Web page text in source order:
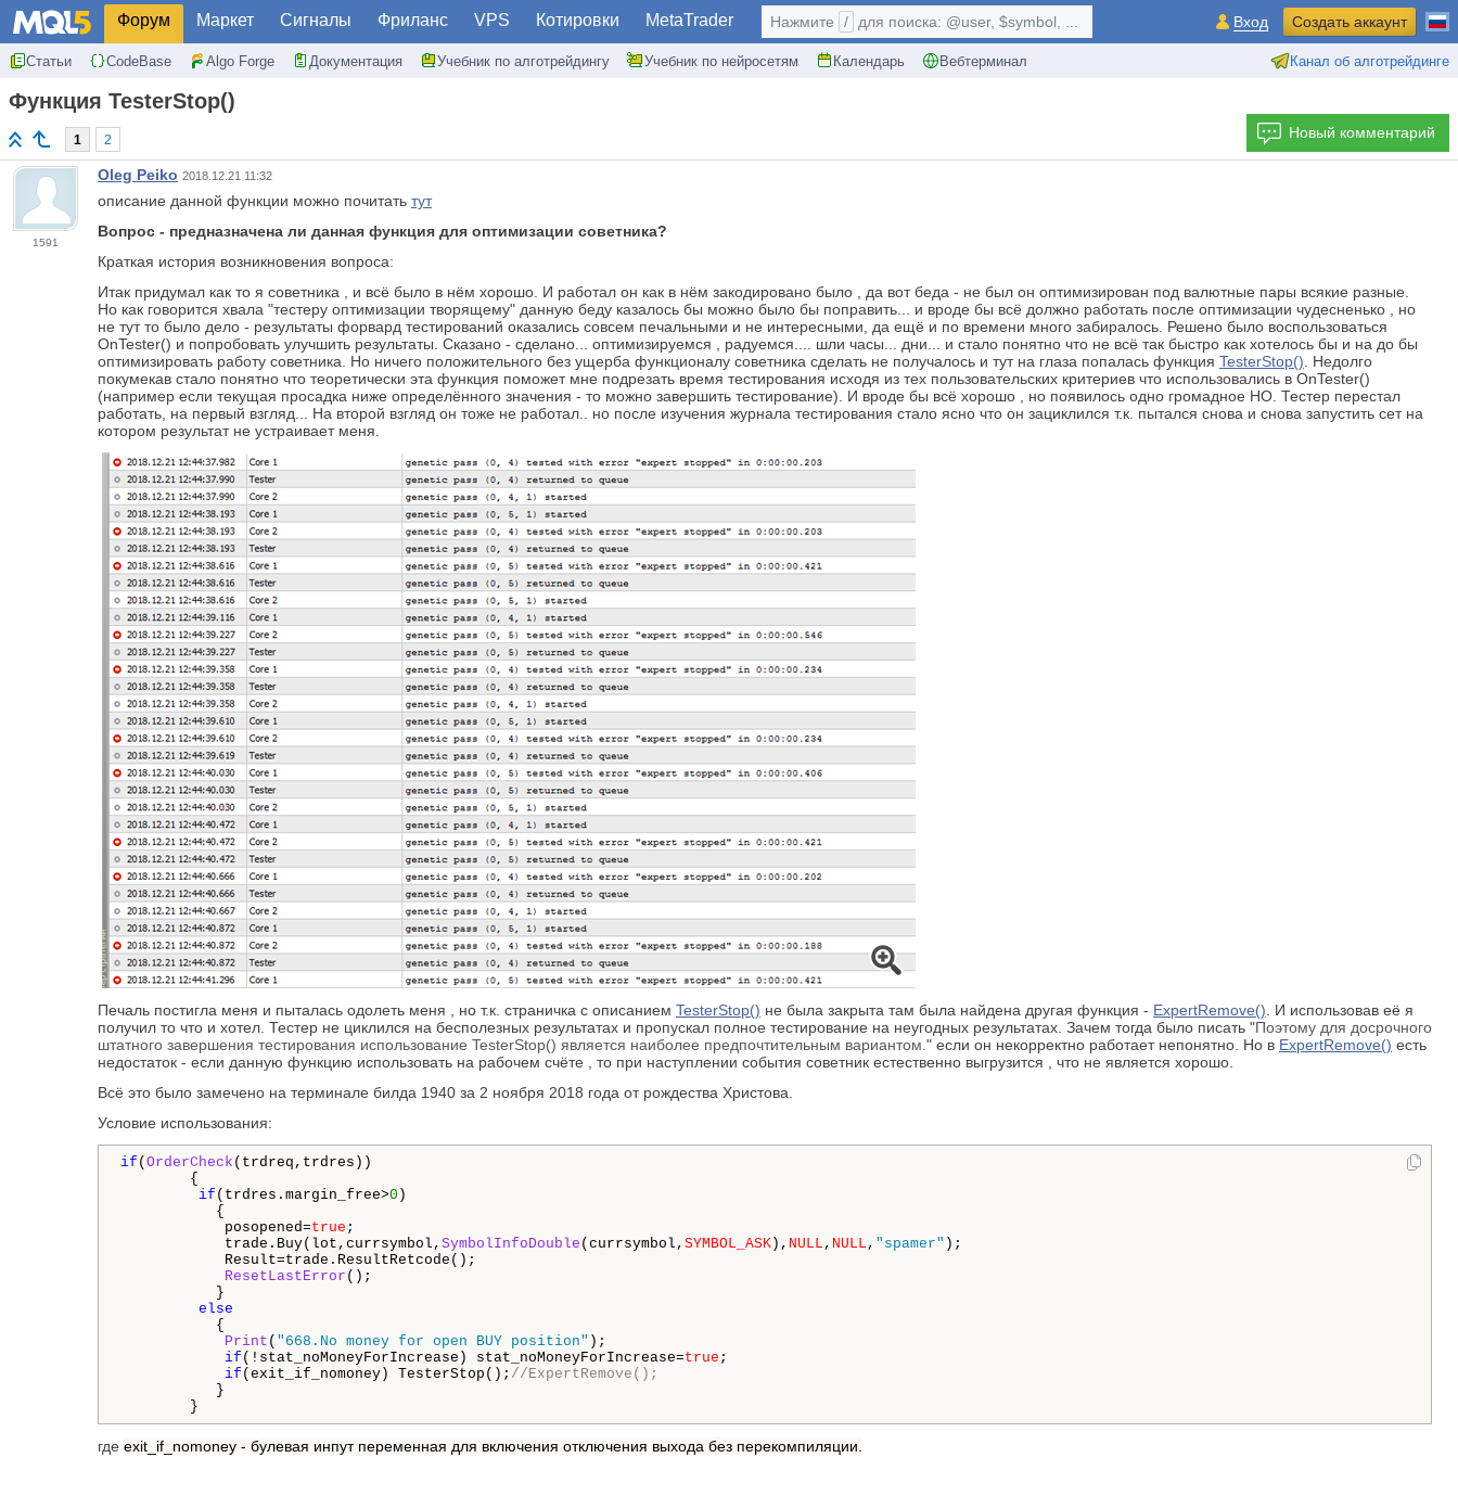
Форум Маркет Сигналы Фриланс VPS Котировки MetaTrader
Статьи CodeBase Algo Forge Документация Учебник по алготрейдингу Учебник по нейросетям Календарь Вебтерминал Канал об алготрейдинге
Нажмите / для поиска: @user, $symbol, ... Вход Создать аккаунт
Функция TesterStop()
1 2 Новый комментарий
1591
Oleg Peiko 2018.12.21 11:32
описание данной функции можно почитать тут
Вопрос - предназначена ли данная функция для оптимизации советника?
Краткая история возникновения вопроса:
Итак придумал как то я советника , и всё было в нём хорошо. И работал он как в нём закодировано было , да вот беда - не был он оптимизирован под валютные пары всякие разные.
Но как говорится хвала "тестеру оптимизации творящему" данную беду казалось бы можно было бы поправить... и вроде бы всё должно работать после оптимизации чудесненько , но
не тут то было дело - результаты форвард тестирований оказались совсем печальными и не интересными, да ещё и по времени много забиралось. Решено было воспользоваться
OnTester() и попробовать улучшить результаты. Сказано - сделано... оптимизируемся , радуемся.... шли часы... дни... и стало понятно что не всё так быстро как хотелось бы и на до бы
оптимизировать работу советника. Но ничего положительного без ущерба функционалу советника сделать не получалось и тут на глаза попалась функция TesterStop(). Недолго
покумекав стало понятно что теоретически эта функция поможет мне подрезать время тестирования исходя из тех пользовательских критериев что использовались в OnTester()
(например если текущая просадка ниже определённого значения - то можно завершить тестирование). И вроде бы всё хорошо , но появилось одно громадное НО. Тестер перестал
работать, на первый взгляд... На второй взгляд он тоже не работал.. но после изучения журнала тестирования стало ясно что он зациклился т.к. пытался снова и снова запустить сет на
котором результат не устраивает меня.
Печаль постигла меня и пыталась одолеть меня , но т.к. страничка с описанием TesterStop() не была закрыта там была найдена другая функция - ExpertRemove(). И использовав её я
получил то что и хотел. Тестер не циклился на бесполезных результатах и пропускал полное тестирование на неугодных результатах. Зачем тогда было писать "Поэтому для досрочного
штатного завершения тестирования использование TesterStop() является наиболее предпочтительным вариантом." если он некорректно работает непонятно. Но в ExpertRemove() есть
недостаток - если данную функцию использовать на рабочем счёте , то при наступлении события советник естественно выгрузится , что не является хорошо.
Всё это было замечено на терминале билда 1940 за 2 ноября 2018 года от рождества Христова.
Условие использования:
if ( OrderCheck (trdreq,trdres))
{
if (trdres.margin_free>0 )
{
posopened=true ;
trade.Buy(lot,currsymbol, SymbolInfoDouble (currsymbol, SYMBOL_ASK ), NULL , NULL , "spamer" );
Result=trade.ResultRetcode();
ResetLastError ();
}
else
{
Print ( "668.No money for open BUY position" );
if (!stat_noMoneyForIncrease) stat_noMoneyForIncrease=true ;
if (exit_if_nomoney) TesterStop(); //ExpertRemove();
}
}
где exit_if_nomoney - булевая инпут переменная для включения отключения выхода без перекомпиляции.